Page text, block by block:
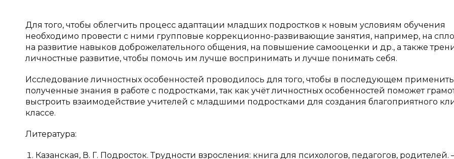
Для того, чтобы облегчить процесс адаптации младших подростков к новым условиям обучения
необходимо провести с ними групповые коррекционно-развивающие занятия, например, на
на развитие навыков доброжелательного общения, на повышение самооценки и др., а также
личностные развитие, чтобы помочь им лучше воспринимать и лучше понимать себя.
Исследование личностных особенностей проводилось для того, чтобы в последующем применить
полученные знания в работе с подростками, так как учёт личностных особенностей поможет
выстроить взаимодействие учителей с младшими подростками для создания благоприятного
классе.
Литература:
Казанская, В. Г. Подросток. Трудности взросления: книга для психологов, педагогов, родителей.